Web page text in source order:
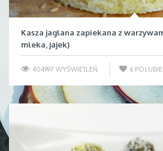
Kasza jaglana zapiekana z
mleka, jajek)
404997 WYŚWIETLEŃ 6